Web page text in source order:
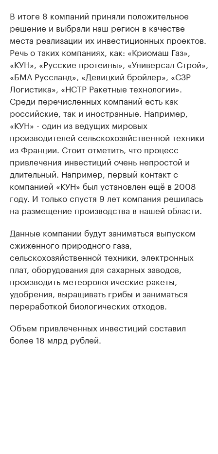
В итоге 8 компаний приняли положительное
решение и выбрали наш регион в качестве
места реализации их инвестиционных проектов.
Речь о таких компаниях, как: «Криомаш Газ»,
«КУН», «Русские протеины», «Универсал Строй»,
«БМА Руссланд», «Девицкий бройлер», «СЗР
Логистика», «НСТР Ракетные технологии».
Среди перечисленных компаний есть как
российские, так и иностранные. Например,
«КУН» - один из ведущих мировых
производителей сельскохозяйственной техники
из Франции. Стоит отметить, что процесс
привлечения инвестиций очень непростой и
длительный. Например, первый контакт с
компанией «КУН» был установлен ещё в 2008
году. И только спустя 9 лет компания решилась
на размещение производства в нашей области.
Данные компании будут заниматься выпуском
сжиженного природного газа,
сельскохозяйственной техники, электронных
плат, оборудования для сахарных заводов,
производить метеорологические ракеты,
удобрения, выращивать грибы и заниматься
переработкой биологических отходов.
Объем привлеченных инвестиций составил
более 18 млрд рублей.